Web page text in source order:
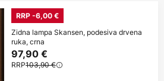
RRP -6,00 €
Zidna lampa Skansen, podesiva drvena
ruka, crna
97,90 €
RRP103,90 €